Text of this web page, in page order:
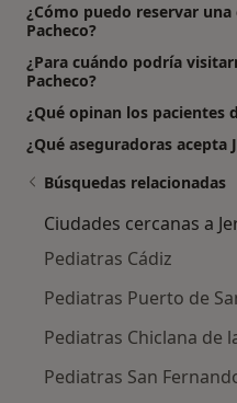
¿Cómo puedo reservar una
Pacheco?
¿Para cuándo podría
Pacheco?
¿Qué opinan los pacientes
¿Qué aseguradoras acepta
Búsquedas relacionadas
Ciudades cercanas a
Pediatras Cádiz
Pediatras Puerto de
Pediatras Chiclana de
Pediatras San